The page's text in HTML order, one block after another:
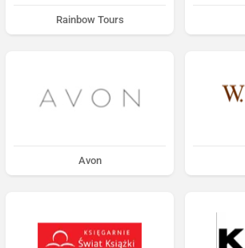
Rainbow Tours
Avon